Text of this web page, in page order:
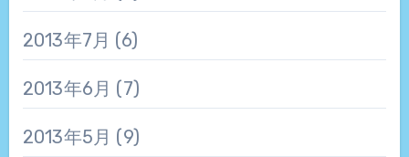
2013年7月 (6)
2013年6月 (7)
2013年5月 (9)